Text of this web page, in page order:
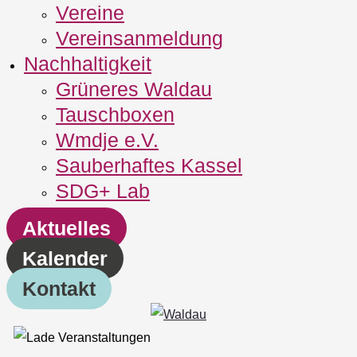
Vereine
Vereinsanmeldung
Nachhaltigkeit
Grüneres Waldau
Tauschboxen
Wmdje e.V.
Sauberhaftes Kassel
SDG+ Lab
Aktuelles
Kalender
Kontakt